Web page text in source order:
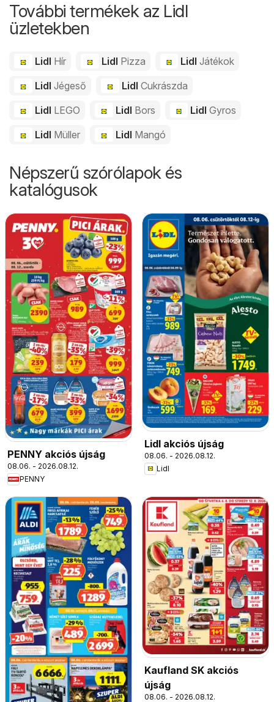
További termékek az Lidl
üzletekben
Lidl Hír Lidl Pizza LidlJátékok
Lidl Jégeső Lidl Cukrászda
Lidl LEGO Lidl Bors LidlGyros
Lidl Müller Lidl Mangó
Népszerű szórólapok és
katalógusok
PENNY akciós újság
08.06. - 2026.08.12.
PENNY
Lidl akciós újság
08.06. - 2026.08.12.
Lidl
Kaufland SK akciós
újság
08.06. - 2026.08.12.